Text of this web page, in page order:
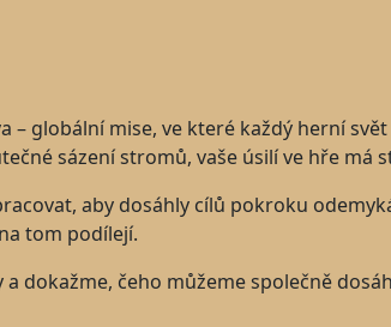
– globální mise, ve které každý herní
sázení stromů, vaše úsilí ve hře má
aby dosáhly cílů pokroku
tom podílejí.
dokažme, čeho můžeme společně